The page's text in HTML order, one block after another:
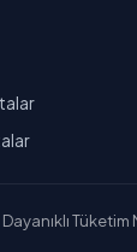
Tüketim